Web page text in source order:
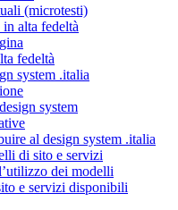
(microtesti)
alta fedeltà
fedeltà
system .italia
system
al design system .italia
di sito e servizi
dei modelli
e servizi disponibili